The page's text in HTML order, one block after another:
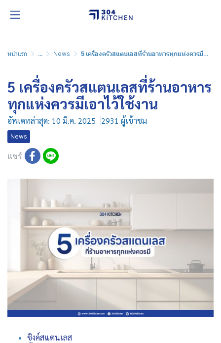
หน้าแรก ... News 5 เครื่องครัวสแตนเลสที่ร้านอาหารทุกแห่งควรมีเอาไว้ใช้งาน
5 เครื่องครัวสแตนเลสที่ร้านอาหาร
ทุกแห่งควรมีเอาไว้ใช้งาน
อัพเดทล่าสุด: 10 มี.ค. 2025 2931 ผู้เข้าชม
News
แชร์
ซิงค์สแตนเลส